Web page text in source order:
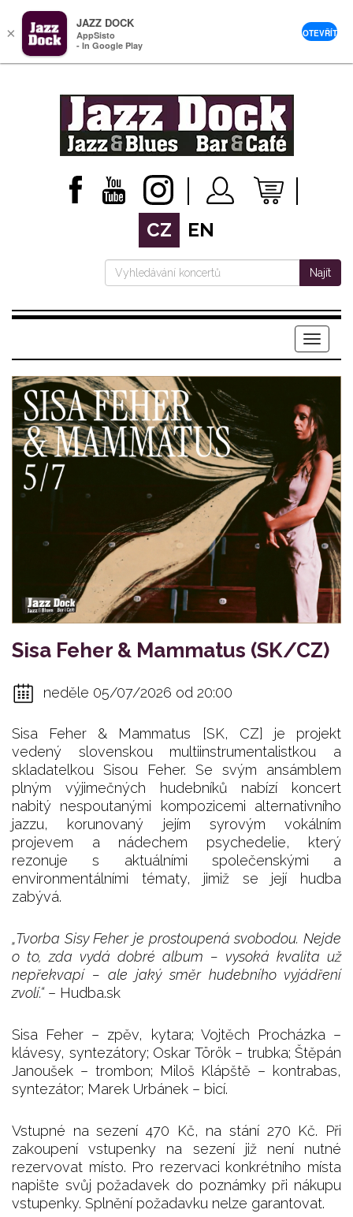
CZ EN
Najít
Menu
Sisa Feher & Mammatus (SK/CZ)
neděle 05/07/2026 od 20:00
Sisa Feher & Mammatus [SK, CZ] je projekt
vedený slovenskou multiinstrumentalistkou a
skladatelkou Sisou Feher. Se svým ansámblem
plným výjimečných hudebníků nabízí koncert
nabitý nespoutanými kompozicemi alternativního
jazzu, korunovaný jejím syrovým vokálním
projevem a nádechem psychedelie, který
rezonuje s aktuálními společenskými a
environmentálními tématy, jimiž se její hudba
zabývá.
„Tvorba Sisy Feher je prostoupená svobodou. Nejde
o to, zda vydá dobré album – vysoká kvalita už
nepřekvapí – ale jaký směr hudebního vyjádření
zvolí.“– Hudba.sk
Sisa Feher – zpěv, kytara; Vojtěch Procházka –
klávesy, syntezátory; Oskar Török – trubka; Štěpán
Janoušek – trombon; Miloš Klápště – kontrabas,
syntezátor; Marek Urbánek – bicí.
Vstupné na sezení 470 Kč, na stání 270 Kč. Při
zakoupení vstupenky na sezení již není nutné
rezervovat místo. Pro rezervaci konkrétního místa
napište svůj požadavek do poznámky při nákupu
vstupenky. Splnění požadavku nelze garantovat.
×
JAZZ DOCK
AppSisto
- In Google Play
OTEVŘÍT